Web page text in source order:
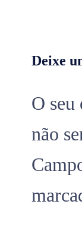
Deixe
O seu
não